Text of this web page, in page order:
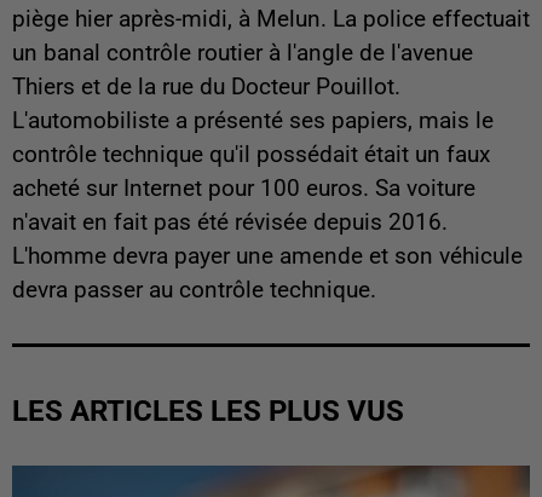
piège hier après-midi, à Melun. La police effectuait
un banal contrôle routier à l'angle de l'avenue
Thiers et de la rue du Docteur Pouillot.
L'automobiliste a présenté ses papiers, mais le
contrôle technique qu'il possédait était un faux
acheté sur Internet pour 100 euros. Sa voiture
n'avait en fait pas été révisée depuis 2016.
L'homme devra payer une amende et son véhicule
devra passer au contrôle technique.
LES ARTICLES LES PLUS VUS